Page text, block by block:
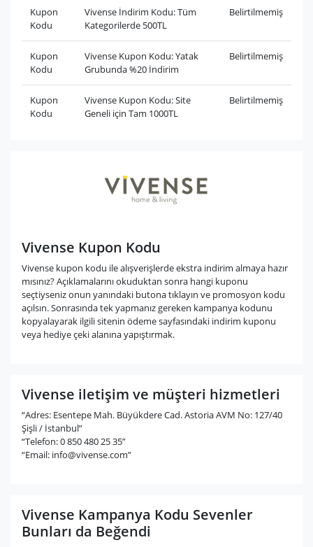
Kupon
Kodu
Vivense İndirim Kodu: Tüm
Kategorilerde 500TL
Belirtilmemiş
Kupon
Kodu
Vivense Kupon Kodu: Yatak
Grubunda %20 İndirim
Belirtilmemiş
Kupon
Kodu
Vivense Kupon Kodu: Site
Geneli için Tam 1000TL
Belirtilmemiş
Vivense Kupon Kodu
Vivense kupon kodu ile alışverişlerde ekstra indirim almaya hazır
mısınız? Açıklamalarını okuduktan sonra hangi kuponu
seçtiyseniz onun yanındaki butona tıklayın ve promosyon kodu
açılsın. Sonrasında tek yapmanız gereken kampanya kodunu
kopyalayarak ilgili sitenin ödeme sayfasındaki indirim kuponu
veya hediye çeki alanına yapıştırmak.
Vivense iletişim ve müşteri hizmetleri
“Adres: Esentepe Mah. Büyükdere Cad. Astoria AVM No: 127/40
Şişli / İstanbul”
“Telefon: 0 850 480 25 35”
“Email: info@vivense.com”
Vivense Kampanya Kodu Sevenler
Bunları da Beğendi